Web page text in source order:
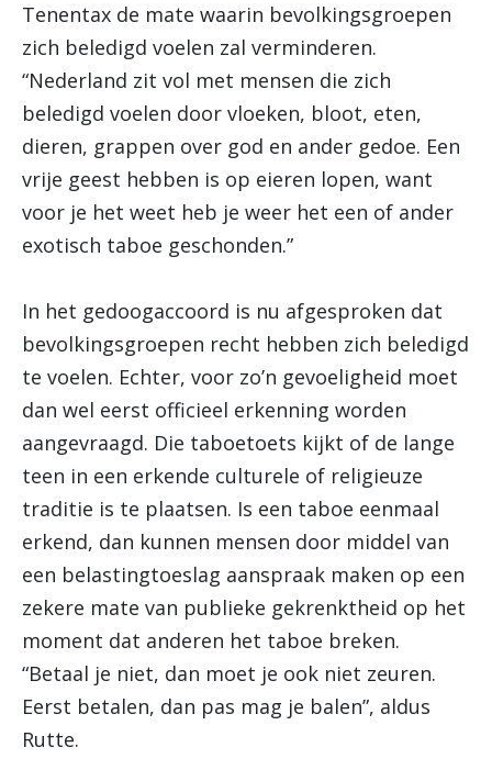
Tenentax de mate waarin bevolkingsgroepen
zich beledigd voelen zal verminderen.
“Nederland zit vol met mensen die zich
beledigd voelen door vloeken, bloot, eten,
dieren, grappen over god en ander gedoe. Een
vrije geest hebben is op eieren lopen, want
voor je het weet heb je weer het een of ander
exotisch taboe geschonden.”
In het gedoogaccoord is nu afgesproken dat
bevolkingsgroepen recht hebben zich beledigd
te voelen. Echter, voor zo’n gevoeligheid moet
dan wel eerst officieel erkenning worden
aangevraagd. Die taboetoets kijkt of de lange
teen in een erkende culturele of religieuze
traditie is te plaatsen. Is een taboe eenmaal
erkend, dan kunnen mensen door middel van
een belastingtoeslag aanspraak maken op een
zekere mate van publieke gekrenktheid op het
moment dat anderen het taboe breken.
“Betaal je niet, dan moet je ook niet zeuren.
Eerst betalen, dan pas mag je balen”, aldus
Rutte.